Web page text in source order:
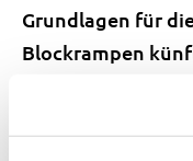
Grundlagen für
Blockrampen
nachdem, wie
welchem